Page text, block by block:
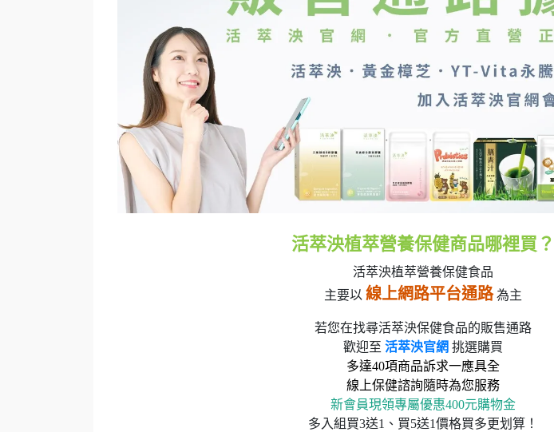
活萃泱植萃營養保健商品哪裡買？
活萃泱植萃營養保健食品
主要以 線上網路平台通路 為主
若您在找尋活萃泱保健食品的販售通路
歡迎至 活萃泱官網 挑選購買
多達40項商品訴求一應具全
線上保健諮詢隨時為您服務
新會員現領專屬優惠400元購物金
多入組買3送1、買5送1價格買多更划算！